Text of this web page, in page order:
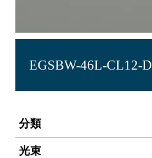
EGSBW-46L-CL12-D
分類
光束